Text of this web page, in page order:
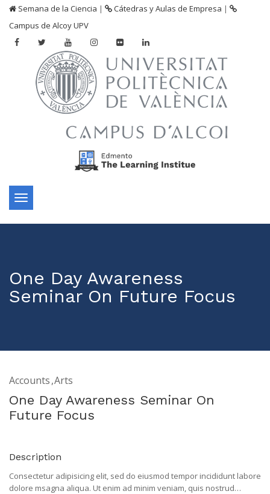
Semana de la Ciencia | Cátedras y Aulas de Empresa |
Campus de Alcoy UPV
Toggle
navigation
One Day Awareness
Seminar On Future Focus
Accounts Arts
One Day Awareness Seminar On
Future Focus
Description
Consectetur adipisicing elit, sed do eiusmod tempor incididunt labore
dolore msagna aliqua. Ut enim ad minim veniam, quis nostrud